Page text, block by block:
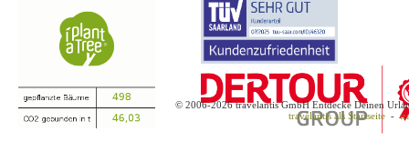
© 2006-2026 travelantis GmbH Entdecke Deinen
travelantis als Startseite -